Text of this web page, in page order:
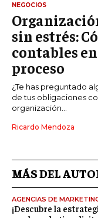
NEGOCIOS
sin estrés:
contables
proceso
¿Te has preguntado
de tus obligaciones
organización...
Ricardo Mendoza
MÁS DEL
AGENCIAS DE
¡Descubre la